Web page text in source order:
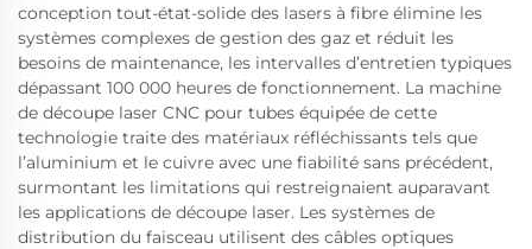
conception tout-état-solide des lasers à fibre élimine les
systèmes complexes de gestion des gaz et réduit les
besoins de maintenance, les intervalles d’entretien typiques
dépassant 100 000 heures de fonctionnement. La machine
de découpe laser CNC pour tubes équipée de cette
technologie traite des matériaux réfléchissants tels que
l’aluminium et le cuivre avec une fiabilité sans précédent,
surmontant les limitations qui restreignaient auparavant
les applications de découpe laser. Les systèmes de
distribution du faisceau utilisent des câbles optiques